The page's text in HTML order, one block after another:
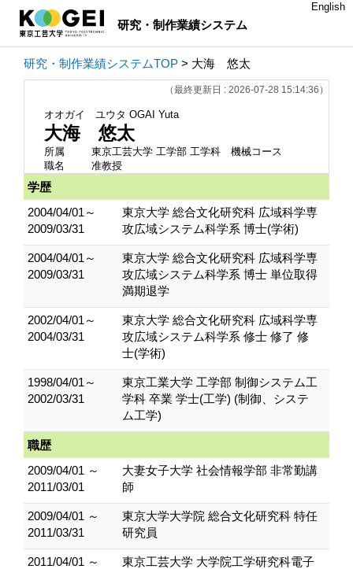
研究・制作業績システム
English
研究・制作業績システムTOP > 大海 悠太
（最終更新日 : 2026-07-28 15:14:36）
オオガイ ユウタ OGAI Yuta
大海 悠太
所属
東京工芸大学 工学部 工学科 機械コース
職名
准教授
学歴
2004/04/01～
2009/03/31
東京大学 総合文化研究科 広域科学専
攻広域システム科学系 博士(学術)
2004/04/01～
2009/03/31
東京大学 総合文化研究科 広域科学専
攻広域システム科学系 博士 単位取得
満期退学
2002/04/01～
2004/03/31
東京大学 総合文化研究科 広域科学専
攻広域システム科学系 修士 修了 修
士(学術)
1998/04/01～
2002/03/31
東京工業大学 工学部 制御システム工
学科 卒業 学士(工学) (制御、システ
ム工学)
職歴
2009/04/01 ～
2011/03/01
大妻女子大学 社会情報学部 非常勤講
師
2009/04/01 ～
2011/03/31
東京大学大学院 総合文化研究科 特任
研究員
2011/04/01 ～
東京工芸大学 大学院工学研究科電子